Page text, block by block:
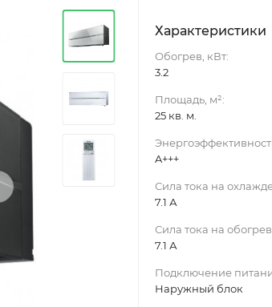
Характеристики
Обогрев, кВт:
3.2
Площадь, м²:
25 кв. м.
A+++
Сила тока на
7.1 А
Сила тока на
7.1 А
Подключение
Наружный блок